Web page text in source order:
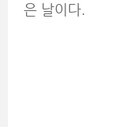
은 날이다.